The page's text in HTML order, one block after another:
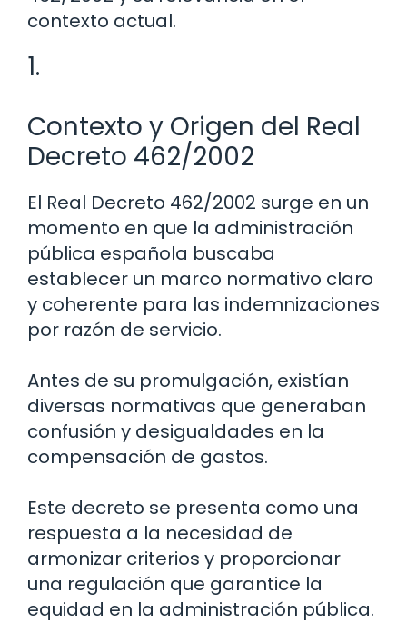
contexto actual.
1.
Contexto y Origen del Real
Decreto 462/2002
El Real Decreto 462/2002 surge en un
momento en que la administración
pública española buscaba
establecer un marco normativo claro
y coherente para las indemnizaciones
por razón de servicio.
Antes de su promulgación, existían
diversas normativas que generaban
confusión y desigualdades en la
compensación de gastos.
Este decreto se presenta como una
respuesta a la necesidad de
armonizar criterios y proporcionar
una regulación que garantice la
equidad en la administración pública.